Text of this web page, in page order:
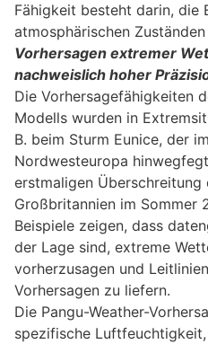
Fähigkeit besteht darin, die
atmosphärischen
Vorhersagen extremer
nachweislich hoher
Die Vorhersagefähigkeiten
Modells wurden in
B. beim Sturm Eunice, der
Nordwesteuropa
erstmaligen Überschreitung
Großbritannien im Sommer
Beispiele zeigen, dass
der Lage sind, extreme
vorherzusagen und
Vorhersagen zu liefern.
Die Pangu-Weather-
spezifische